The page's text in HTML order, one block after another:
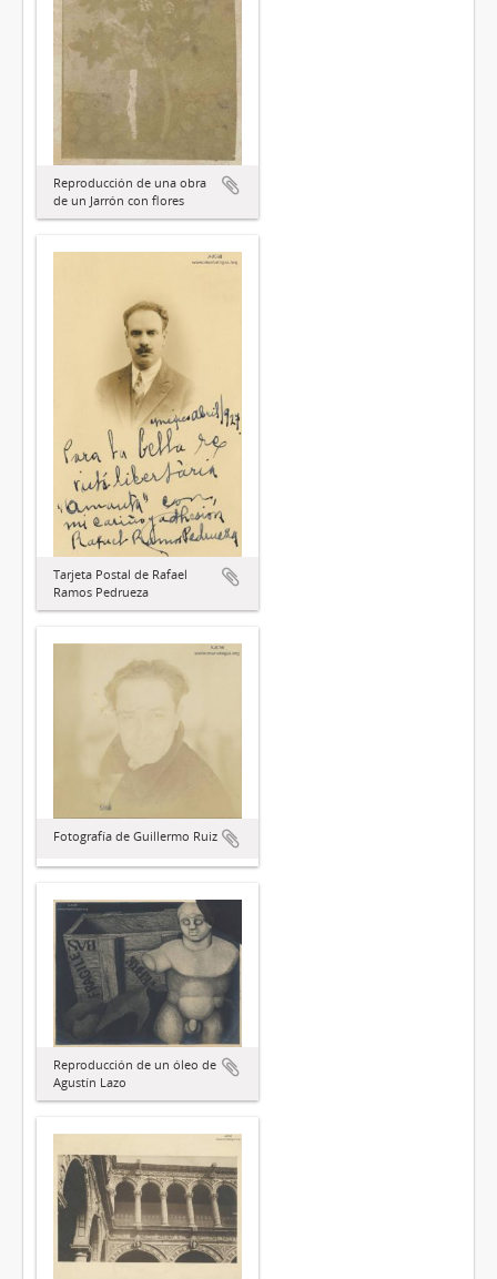
Reproducción de una obra
de un Jarrón con flores
Tarjeta Postal de Rafael
Ramos Pedrueza
Fotografía de Guillermo Ruiz
Reproducción de un óleo de
Agustín Lazo